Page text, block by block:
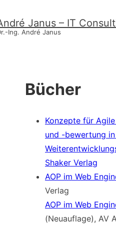
Zum
Inhalt
Janus – IT
Ing. André Janus
Bücher
Konzepte für
und -bewertung
Shaker Verlag
AOP im Web
Verlag
AOP im Web
(Neuauflage), AV